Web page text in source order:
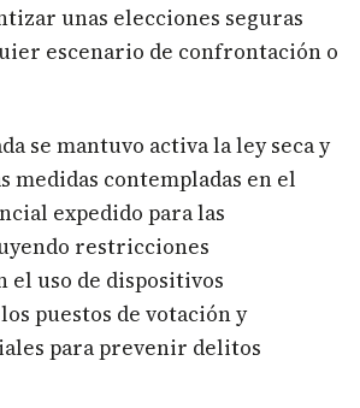
unas elecciones seguras
escenario de confrontación o
se mantuvo activa la ley seca y
medidas contempladas en el
expedido para las
restricciones
el uso de dispositivos
puestos de votación y
para prevenir delitos